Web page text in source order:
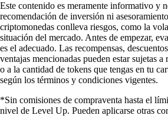
Este contenido es meramente informativo y
recomendación de inversión ni
criptomonedas conlleva riesgos, como la
situación del mercado. Antes de empezar,
es el adecuado. Las recompensas,
ventajas mencionadas pueden estar sujetas
o a la cantidad de tokens que tengas en tu
según los términos y condiciones vigentes.
*Sin comisiones de compraventa hasta el
nivel de Level Up. Pueden aplicarse otras